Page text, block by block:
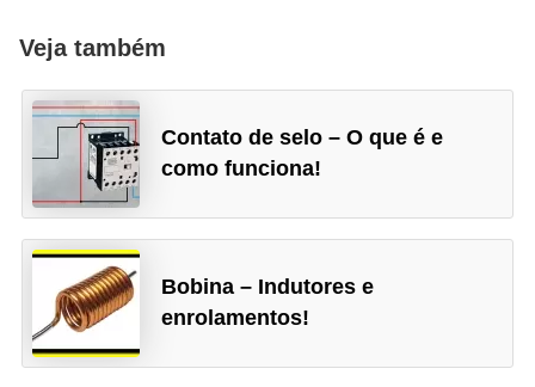
Veja também
Contato de selo – O que é e
como funciona!
Bobina – Indutores e
enrolamentos!
o
s
g
u
a
n